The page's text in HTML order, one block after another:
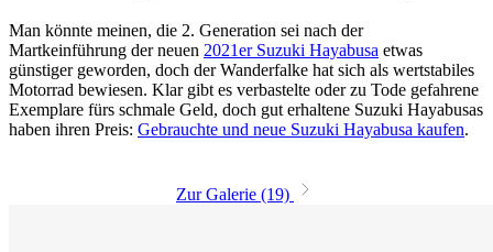
Man könnte meinen, die 2. Generation sei nach der
Martkeinführung der neuen 2021er Suzuki Hayabusa etwas
günstiger geworden, doch der Wanderfalke hat sich als wertstabiles
Motorrad bewiesen. Klar gibt es verbastelte oder zu Tode gefahrene
Exemplare fürs schmale Geld, doch gut erhaltene Suzuki Hayabusas
haben ihren Preis: Gebrauchte und neue Suzuki Hayabusa kaufen.
Zur Galerie (19)